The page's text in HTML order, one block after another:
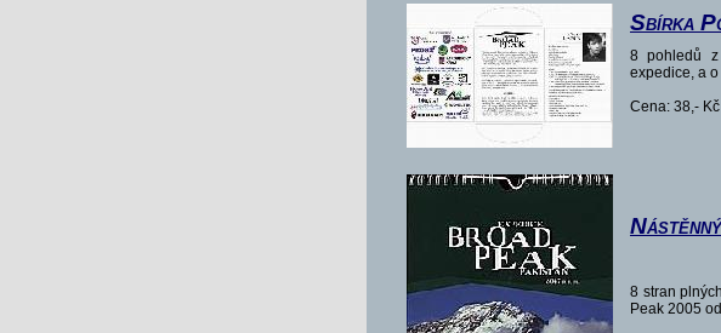
Sbírka
8 pohledů z
expedice, a
Cena: 38,- Kč
8 stran
Peak 2005